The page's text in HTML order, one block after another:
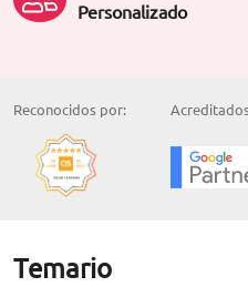
Personalizado
Reconocidos por:
Temario